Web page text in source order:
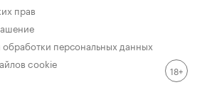
прав
персональных данных
cookie
18+